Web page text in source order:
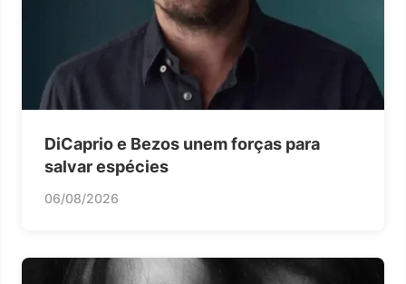
DiCaprio e Bezos unem forças para
salvar espécies
06/08/2026